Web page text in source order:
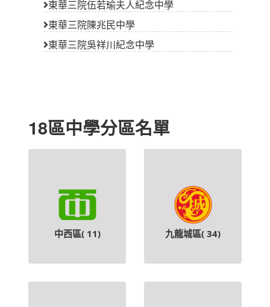
東華三院伍若瑜夫人紀念中學
東華三院陳兆民中學
東華三院吳祥川紀念中學
18區中學分區名單
中西區( 11) 九龍城區( 34)